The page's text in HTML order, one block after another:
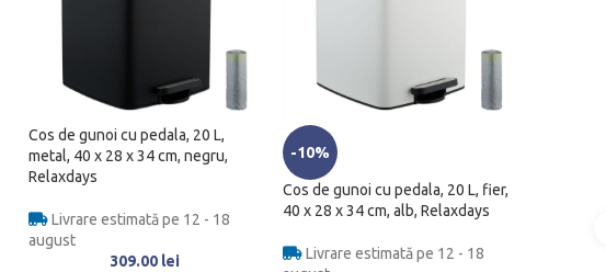
Cos de gunoi cu pedala, 20 L,
metal, 40 x 28 x 34 cm, negru,
Relaxdays
Livrare estimată pe 12 - 18
august
309.00 lei
-10%
Cos de gunoi cu pedala, 20 L, fier,
40 x 28 x 34 cm, alb, Relaxdays
Livrare estimată pe 12 - 18